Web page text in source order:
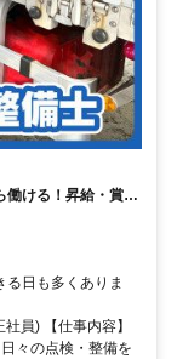
働ける！昇給・賞与
日も多くありま
員) 【仕事内容】
々の点検・整備を